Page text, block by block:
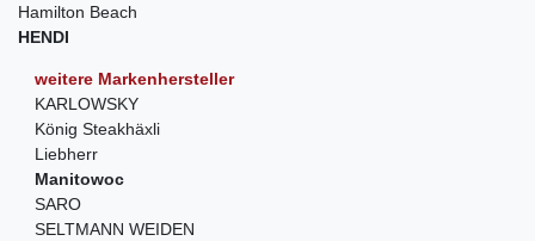
Hamilton Beach
HENDI
weitere Markenhersteller
KARLOWSKY
König Steakhäxli
Liebherr
Manitowoc
SARO
SELTMANN WEIDEN